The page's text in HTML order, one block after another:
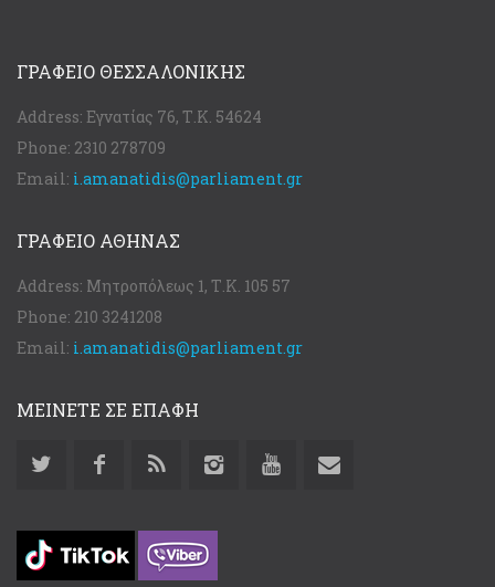
ΓΡΑΦΕΊΟ ΘΕΣΣΑΛΟΝΊΚΗΣ
Address: Εγνατίας 76, Τ.Κ. 54624
Phone: 2310 278709
Email: i.amanatidis@parliament.gr
ΓΡΑΦΕΊΟ ΑΘΉΝΑΣ
Address: Μητροπόλεως 1, Τ.Κ. 105 57
Phone: 210 3241208
Email: i.amanatidis@parliament.gr
ΜΕΙΝΕΤΕ ΣΕ ΕΠΑΦΗ